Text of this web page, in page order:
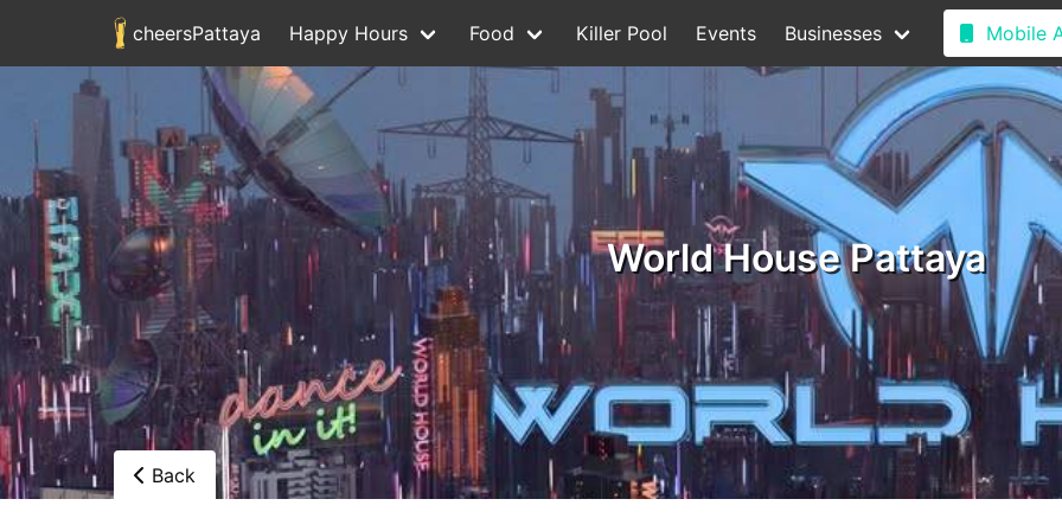
cheersPattaya Happy Hours Food Killer Pool Events Businesses Mobile
World House Pattaya
Back